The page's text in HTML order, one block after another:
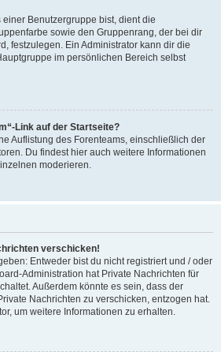
Benutzergruppe bist, dient die
sowie den Gruppenrang, der bei dir
festzulegen. Ein Administrator kann dir die
im persönlichen Bereich selbst
Link auf der Startseite?
Auflistung des Forenteams, einschließlich der
Du findest hier auch weitere Informationen
moderieren.
verschicken!
Entweder bist du nicht registriert und / oder
Administration hat Private Nachrichten für
Außerdem könnte es sein, dass der
Nachrichten zu verschicken, entzogen hat.
um weitere Informationen zu erhalten.